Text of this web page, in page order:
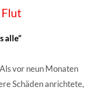
Flut
alle“
vor neun Monaten
Schäden anrichtete,